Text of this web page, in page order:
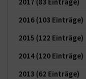
2016 (103 Einträge)
2015 (122 Einträge)
2014 (120 Einträge)
2013 (62 Einträge)